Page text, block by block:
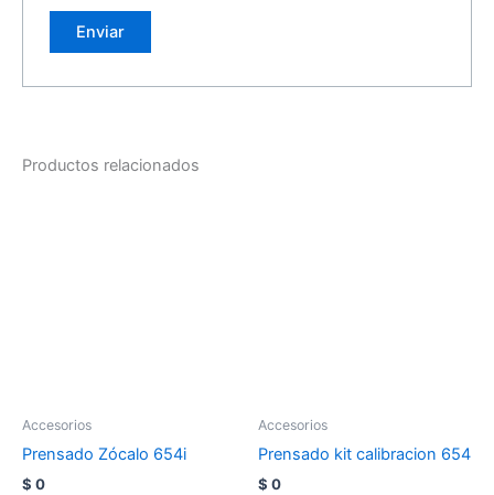
Productos relacionados
Accesorios
Prensado Zócalo 654i
$ 0
Accesorios
Prensado kit calibracion 654
$ 0